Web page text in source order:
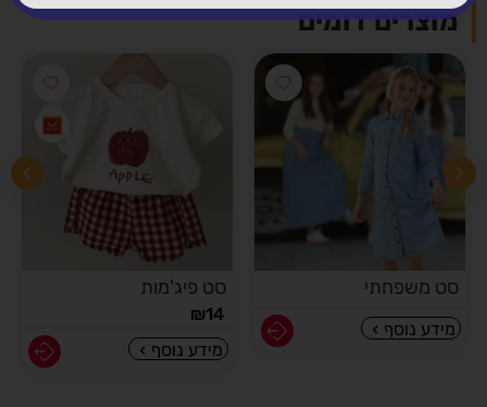
מוצרים דומים
סט משפחתי
מידע נוסף
סט פיג'מות
₪14
מידע נוסף